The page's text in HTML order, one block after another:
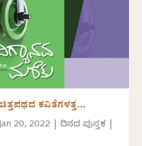
ಕವಿತೆಗಳತ್ತ…
20, 2022 |ದಿನದ ಪುಸ್ತಕ